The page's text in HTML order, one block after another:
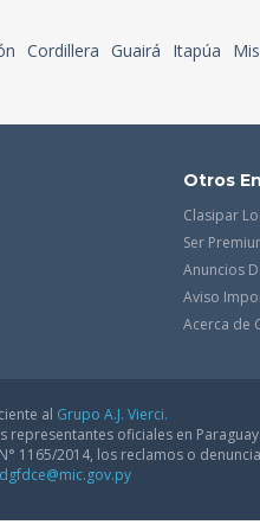
Cordillera Guairá Itapúa
Otros
Clasipar
Ser
Anuncios
Aviso
Acerca de
al Grupo A.J. Vierci.
oficiales en Paraguay.
1165/2014, los reclamos o